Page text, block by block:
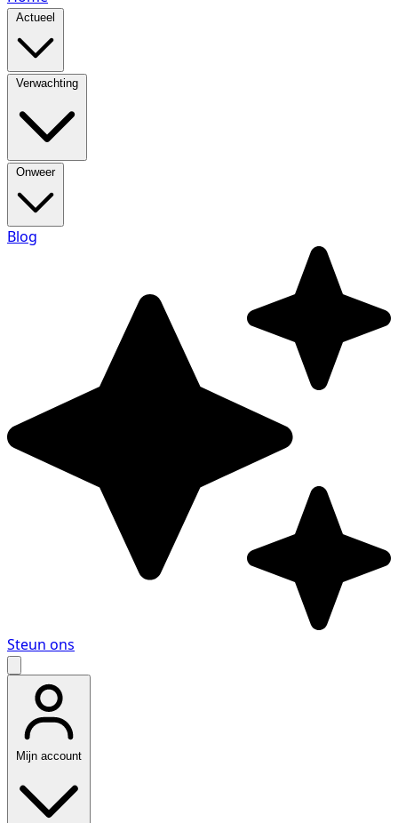
Actueel
Verwachting
Onweer
Blog
Steun ons
Mijn account